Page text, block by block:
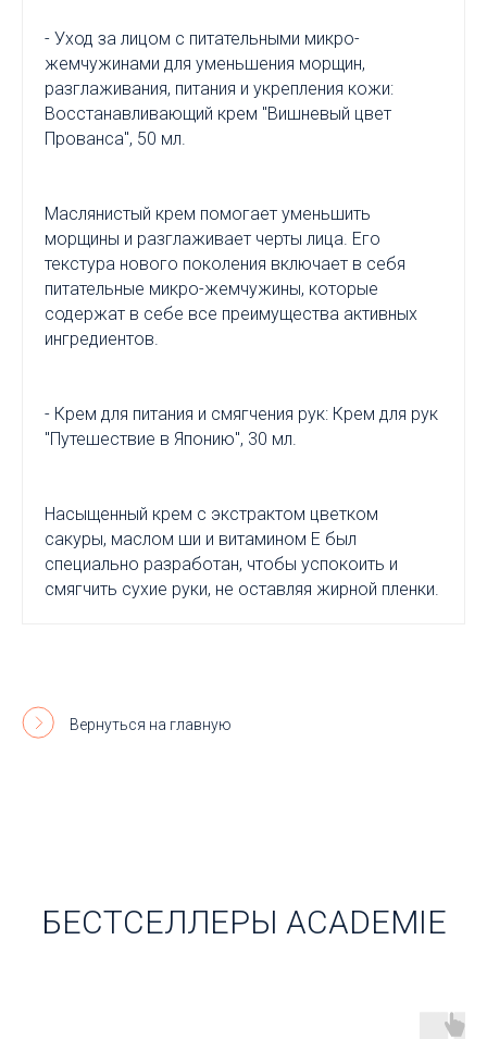
- Уход за лицом с питательными микро-
жемчужинами для уменьшения морщин,
разглаживания, питания и укрепления кожи:
Восстанавливающий крем "Вишневый цвет
Прованса", 50 мл.
Маслянистый крем помогает уменьшить
морщины и разглаживает черты лица. Его
текстура нового поколения включает в себя
питательные микро-жемчужины, которые
содержат в себе все преимущества активных
ингредиентов.
- Крем для питания и смягчения рук: Крем для рук
"Путешествие в Японию", 30 мл.
Насыщенный крем с экстрактом цветком
сакуры, маслом ши и витамином Е был
специально разработан, чтобы успокоить и
смягчить сухие руки, не оставляя жирной пленки.
Вернуться на главную
БЕСТСЕЛЛЕРЫ ACADEMIE